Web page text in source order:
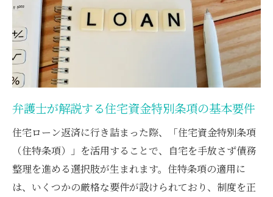
抵当権がある家の個人再生で注意すべき点
を弁護士が解説
弁護士と考える住宅ローン以外の借入対策
個人再生で諸費用ローンはどう扱われるか
リフォームローンと個人再生の注意事項
弁護士が解説するリフォームローンと個人
再生の関係
無担保リフォームローンは一般債権として
扱う理由
住宅ローン扱いのリフォームローンが住特
弁護士が解説する住宅資金特別条項の基本要件
住宅ローン返済に行き詰まった際、「住宅資金特別条項
（住特条項）」を活用することで、自宅を手放さず債務
整理を進める選択肢が生まれます。住特条項の適用に
は、いくつかの厳格な要件が設けられており、制度を正